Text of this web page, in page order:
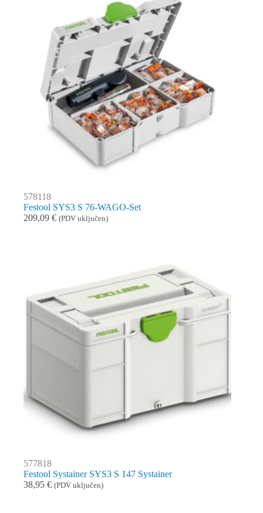
578118
Festool SYS3 S 76-WAGO-Set
209,09 € (PDV uključen)
577818
Festool Systainer SYS3 S 147 Systainer
38,95 € (PDV uključen)